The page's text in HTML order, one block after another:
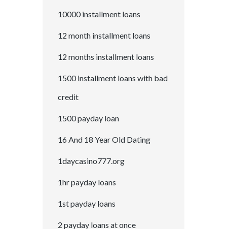
10000 installment loans
12 month installment loans
12 months installment loans
1500 installment loans with bad
credit
1500 payday loan
16 And 18 Year Old Dating
1daycasino777.org
1hr payday loans
1st payday loans
2 payday loans at once